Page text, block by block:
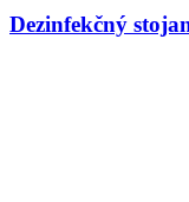
Dezinfekčný